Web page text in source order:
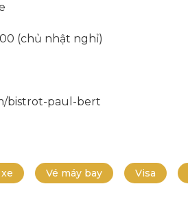
(chủ nhật nghỉ)
bistrot-paul-bert
Vé máy bay Visa